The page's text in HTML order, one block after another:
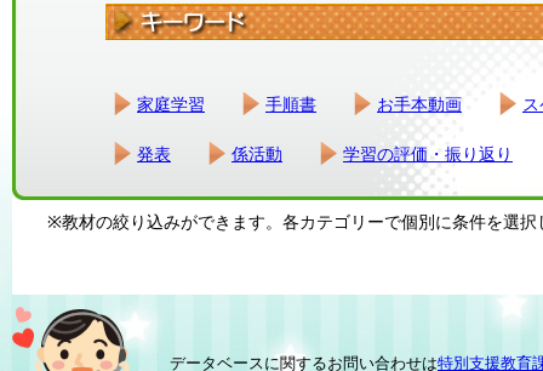
家庭学習 手順書 お手本動画
発表 係活動 学習の評価・振り返り
※教材の絞り込みができます。各カテゴリーで個別に条件を選択
データベースに関するお問い合わせは特別支援教育